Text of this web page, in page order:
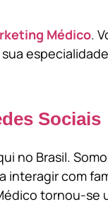
Médico.
Sociais
no Brasil.
com
tornou-